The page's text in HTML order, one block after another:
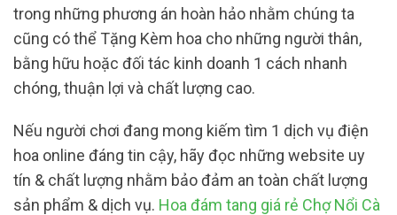
trong những phương án hoàn hảo nhằm chúng ta
cũng có thể Tặng Kèm hoa cho những người thân,
bằng hữu hoặc đối tác kinh doanh 1 cách nhanh
chóng, thuận lợi và chất lượng cao.
Nếu người chơi đang mong kiếm tìm 1 dịch vụ điện
hoa online đáng tin cậy, hãy đọc những website uy
tín & chất lượng nhằm bảo đảm an toàn chất lượng
sản phẩm & dịch vụ. Hoa đám tang giá rẻ Chợ Nổi Cà